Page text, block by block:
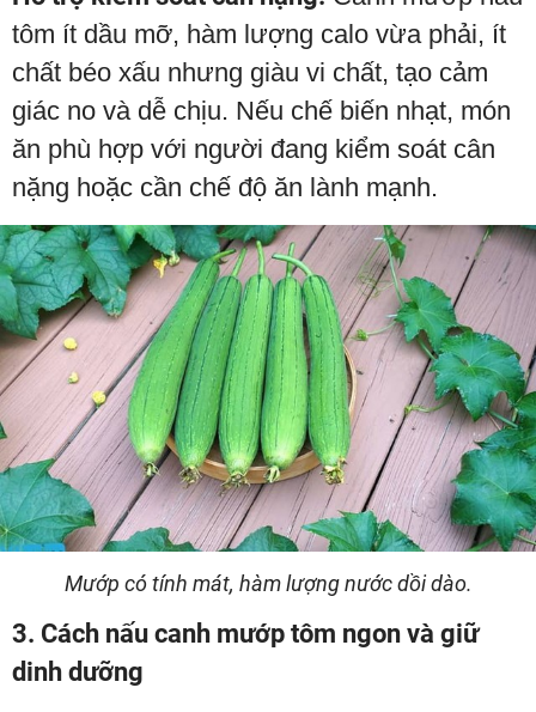
tôm ít dầu mỡ, hàm lượng calo vừa phải, ít
chất béo xấu nhưng giàu vi chất, tạo cảm
giác no và dễ chịu. Nếu chế biến nhạt, món
ăn phù hợp với người đang kiểm soát cân
nặng hoặc cần chế độ ăn lành mạnh.
Mướp có tính mát, hàm lượng nước dồi dào.
3. Cách nấu canh mướp tôm ngon và giữ
dinh dưỡng